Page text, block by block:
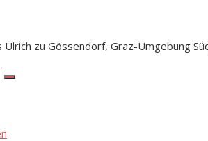
Ulrich zu Gössendorf, Graz-Umgebung
Search